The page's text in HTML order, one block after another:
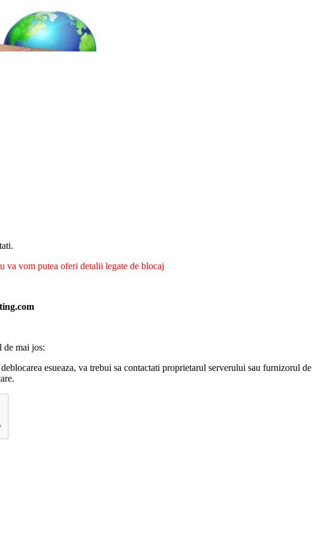
vom putea oferi detalii legate de blocaj
mai jos:
esueaza, va trebui sa contactati proprietarul serverului sau furnizorul de